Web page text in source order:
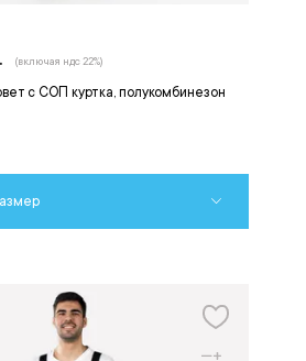
с СОП куртка, полукомбинезон
(включая ндс 22%)